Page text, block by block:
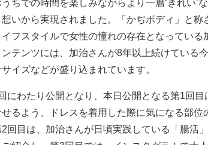
ちでの時間を楽しみながらより一層‘きれい’
いから実現されました。「かぢボディ」と称
フスタイルで女性の憧れの存在となっている
テンツには、加治さんが8年以上続けている
イズなどが盛り込まれています。
にわたり公開となり、本日公開となる第1回
るよう、ドレスを着用した際に気になる部位
回目は、加治さんが日頃実践している「腸活